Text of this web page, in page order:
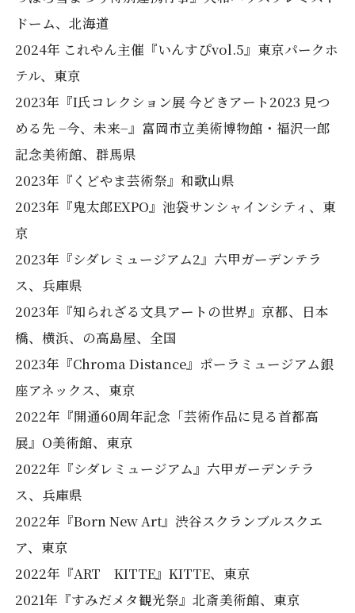
ドーム、北海道
2024年 これやん主催『いんすぴvol.5』東京パークホ
テル、東京
2023年『I氏コレクション展 今どきアート2023 見つ
める先 −今、未来−』富岡市立美術博物館・福沢一郎
記念美術館、群馬県
2023年『くどやま芸術祭』和歌山県
2023年『鬼太郎EXPO』池袋サンシャインシティ、東
京
2023年『シダレミュージアム2』六甲ガーデンテラ
ス、兵庫県
2023年『知られざる文具アートの世界』京都、日本
橋、横浜、の高島屋、全国
2023年『Chroma Distance』ポーラミュージアム銀
座アネックス、東京
2022年『開通60周年記念「芸術作品に見る首都高
展』O美術館、東京
2022年『シダレミュージアム』六甲ガーデンテラ
ス、兵庫県
2022年『Born New Art』渋谷スクランブルスクエ
ア、東京
2022年『ART KITTE』KITTE、東京
2021年『すみだメタ観光祭』北斎美術館、東京